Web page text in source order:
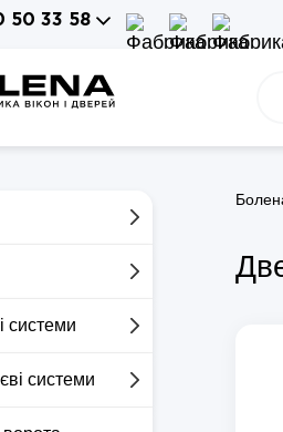
50 33 58
системи
системи